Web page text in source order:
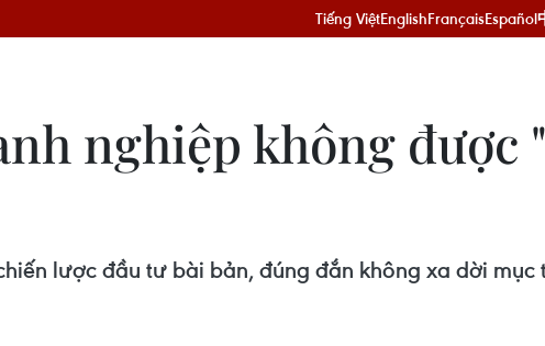
Tiếng ViệtEnglishFrançaisEspañol
nghiệp không được
lược đầu tư bài bản, đúng đắn không xa dời mục